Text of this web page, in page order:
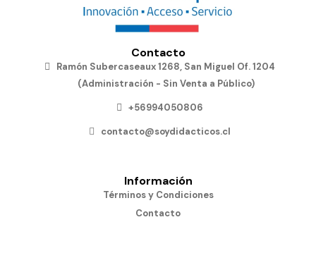
Contacto
Ramón Subercaseaux 1268, San Miguel Of. 1204
(Administración - Sin Venta a Público)
+56994050806
contacto@soydidacticos.cl
Información
Términos y Condiciones
Contacto